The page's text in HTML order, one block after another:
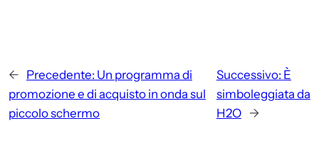
← Precedente: Un programma di
promozione e di acquisto in onda sul
piccolo schermo
Successivo: È
simboleggiata da
H2O
→